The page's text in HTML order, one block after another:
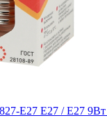
E27 E27 / Е27 9Вт